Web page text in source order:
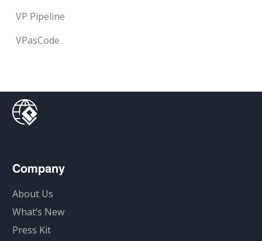
VP Pipeline
VPasCode
Company
About Us
What’s New
Press Kit